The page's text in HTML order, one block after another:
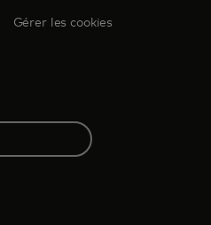
Gérer les cookies